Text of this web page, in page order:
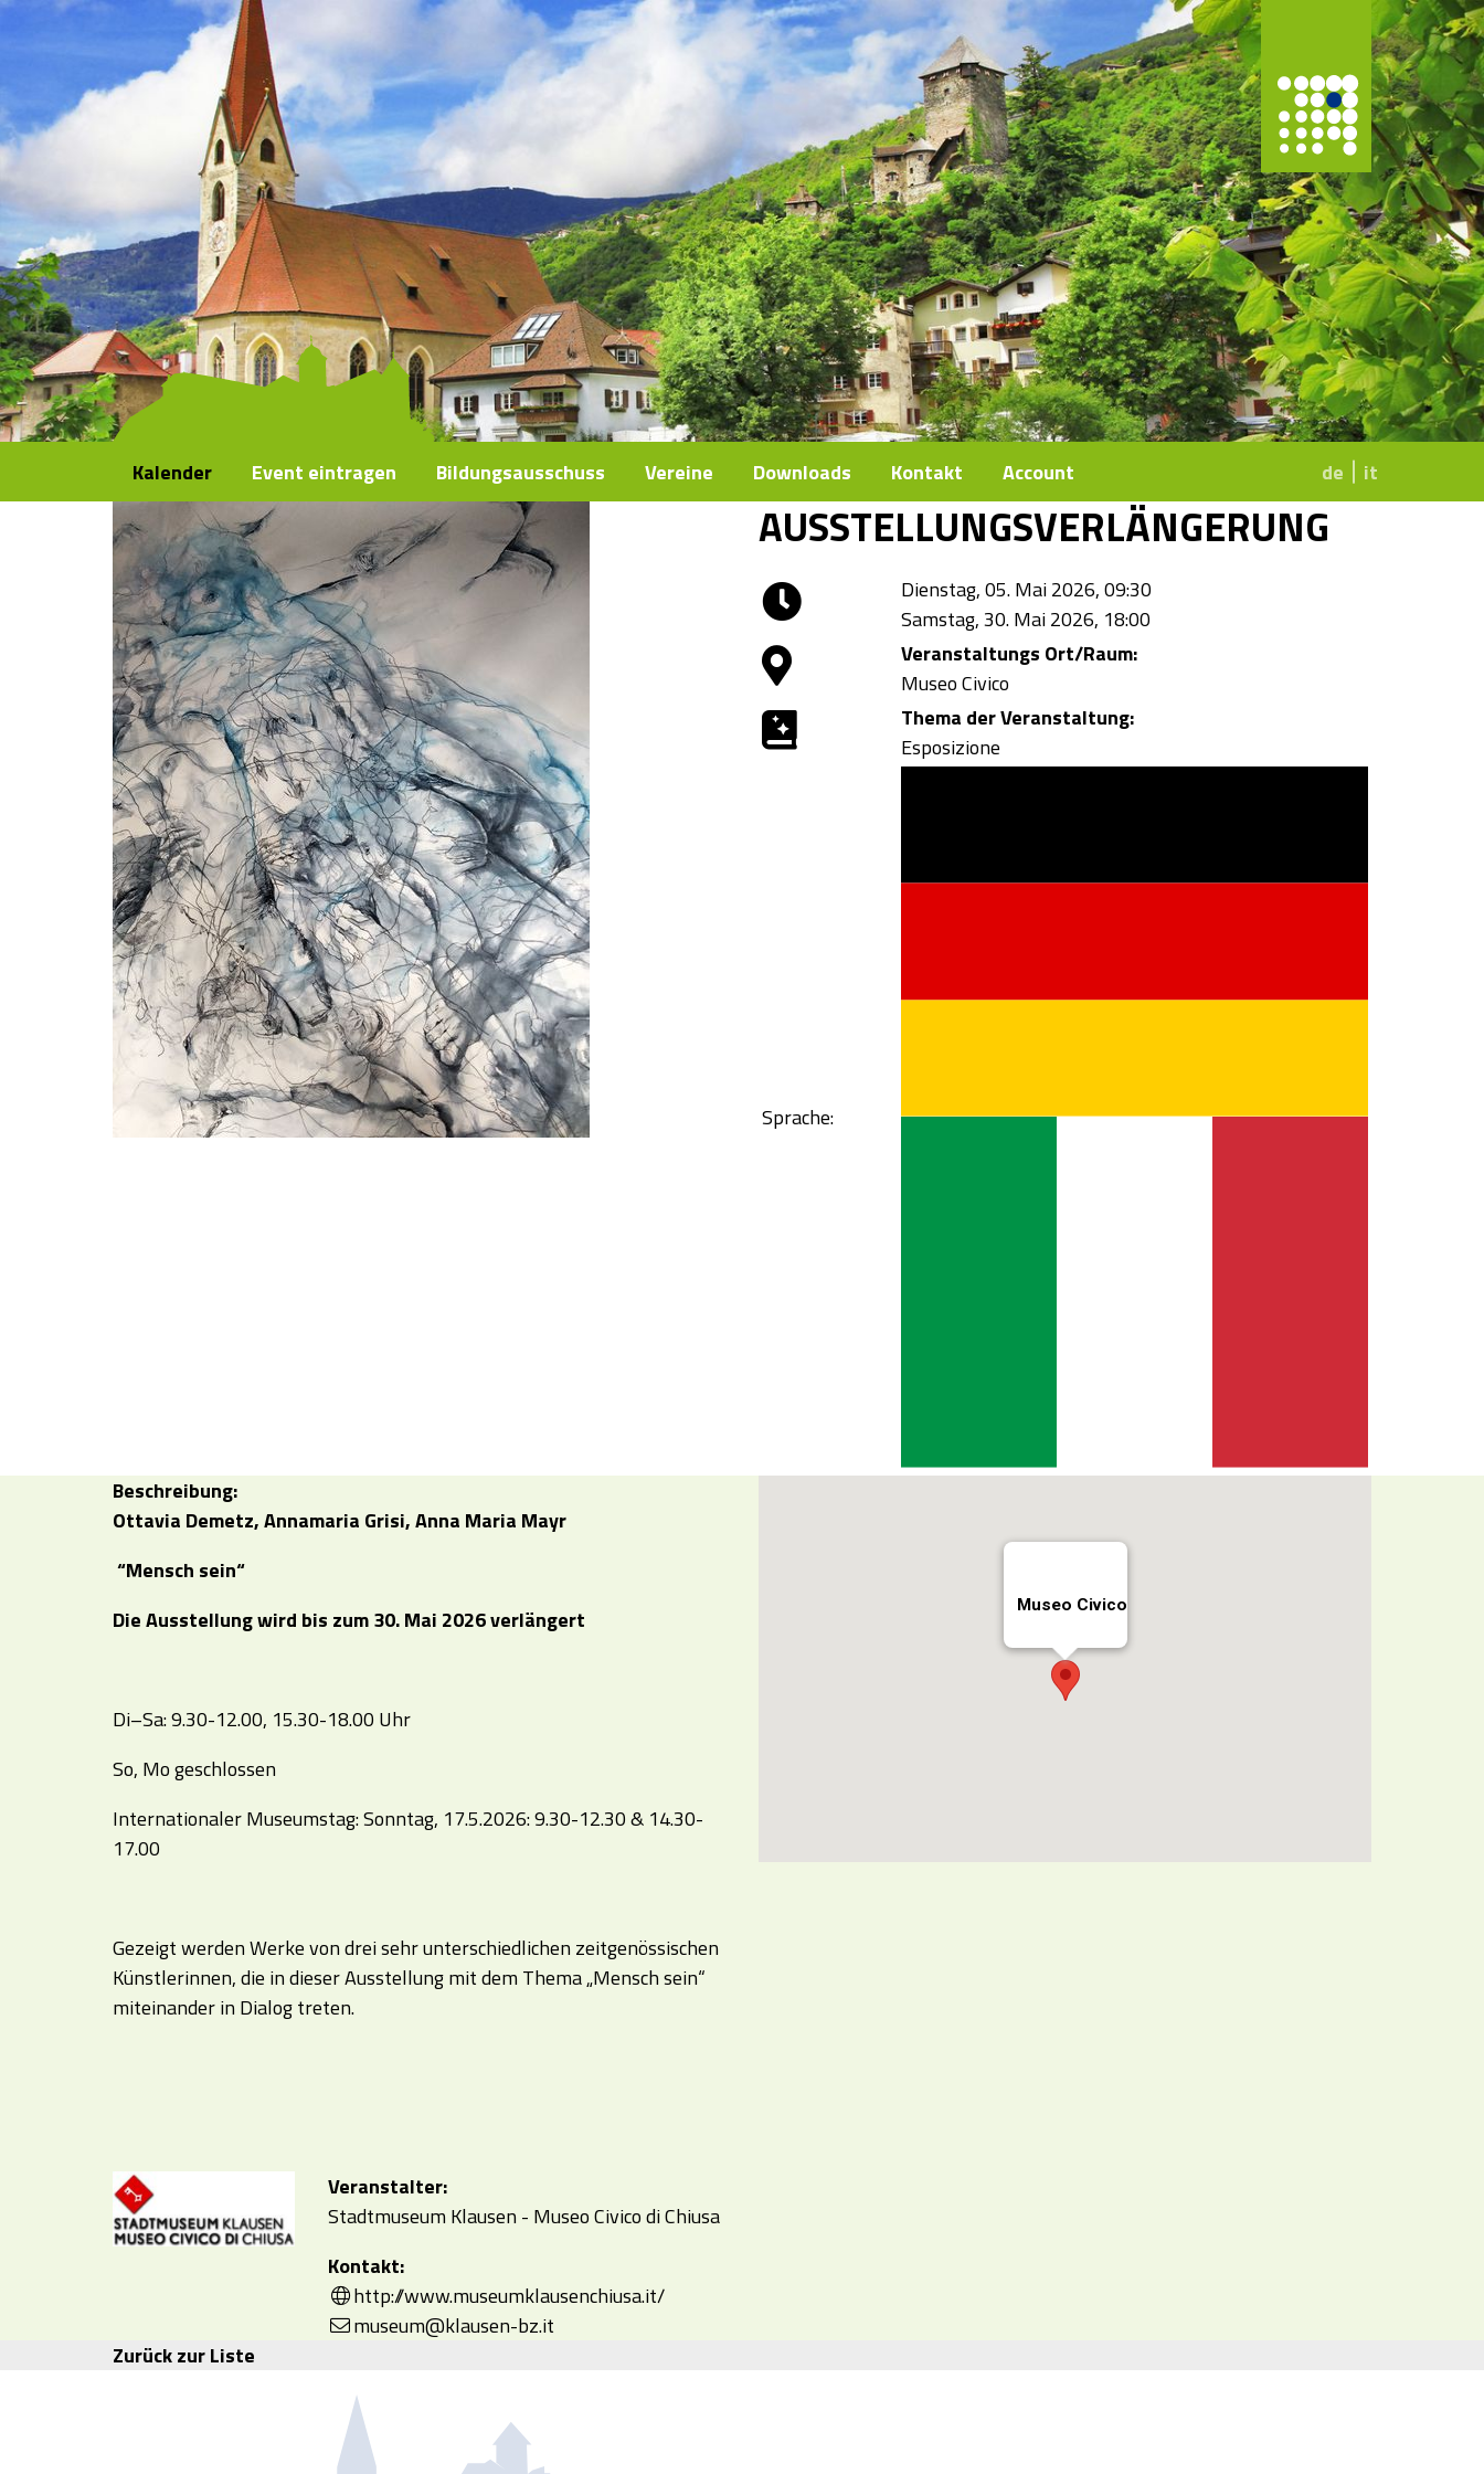
Kalender Event eintragen Bildungsausschuss Vereine Downloads Kontakt Account de it
AUSSTELLUNGSVERLÄNGERUNG
Dienstag, 05. Mai 2026, 09:30
Samstag, 30. Mai 2026, 18:00
Veranstaltungs Ort/Raum:
Museo Civico
Thema der Veranstaltung:
Esposizione
Sprache:
Beschreibung:
Ottavia Demetz, Annamaria Grisi, Anna Maria Mayr
“Mensch sein“
Die Ausstellung wird bis zum 30. Mai 2026 verlängert
Di–Sa: 9.30-12.00, 15.30-18.00 Uhr
So, Mo geschlossen
Internationaler Museumstag: Sonntag, 17.5.2026: 9.30-12.30 & 14.30-
17.00
Gezeigt werden Werke von drei sehr unterschiedlichen zeitgenössischen
Künstlerinnen, die in dieser Ausstellung mit dem Thema „Mensch sein“
miteinander in Dialog treten.
Veranstalter:
Stadtmuseum Klausen - Museo Civico di Chiusa
Kontakt:
http://www.museumklausenchiusa.it/
museum@klausen-bz.it
Museo Civico
Zurück zur Liste